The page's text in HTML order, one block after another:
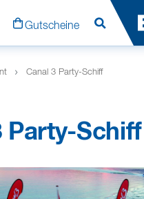
Gutscheine Suchen
Canal 3 Party-Schiff
Party-Schiff